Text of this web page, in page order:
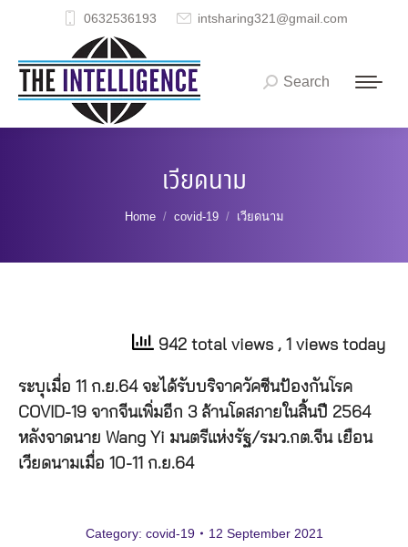
0632536193 intsharing321@gmail.com
Search:
Search
เวียดนาม
You are here:
Home covid-19 เวียดนาม
942 total views , 1 views today
ระบุเมื่อ 11 ก.ย.64 จะได้รับบริจาควัคซีนป้องกันโรค
COVID-19 จากจีนเพิ่มอีก 3 ล้านโดสภายในสิ้นปี 2564
หลังจาดนาย Wang Yi มนตรีแห่งรัฐ/รมว.กต.จีน เยือน
เวียดนามเมื่อ 10-11 ก.ย.64
Category: covid-19 12 September 2021